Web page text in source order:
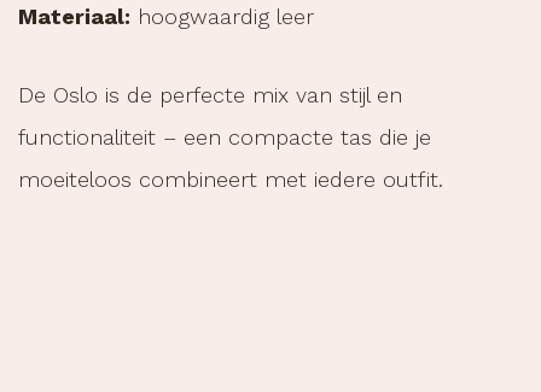
Materiaal: hoogwaardig leer
De Oslo is de perfecte mix van stijl en
functionaliteit – een compacte tas die je
moeiteloos combineert met iedere outfit.